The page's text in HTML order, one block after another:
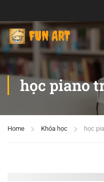
học piano
Home Khóa học học